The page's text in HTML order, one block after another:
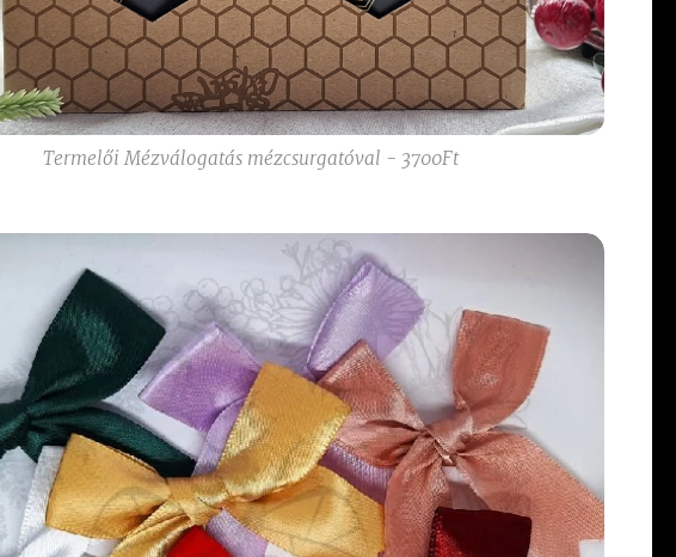
Termelői Mézválogatás mézcsurgatóval - 3700Ft